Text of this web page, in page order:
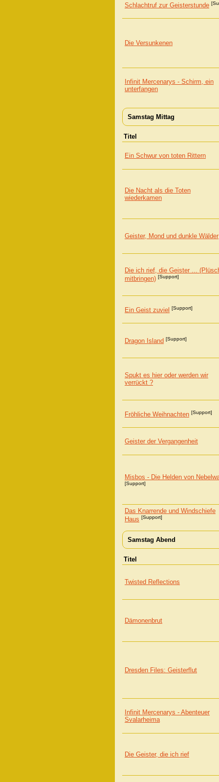
Schlachtruf zur Geisterstunde
Die Versunkenen
Infinit Mercenarys - Schirm, ein
unterfangen
Samstag Mittag
Titel
Ein Schwur von toten Rittern
Die Nacht als die Toten
wiederkamen
Geister, Mond und dunkle Wälder
Die ich rief, die Geister ...
mitbringen) [Support]
Ein Geist zuviel [Support]
Dragon Island [Support]
Spukt es hier oder werden wir
verrückt ?
Fröhliche Weihnachten [Support]
Geister der Vergangenheit
Misbos - Die Helden von
[Support]
Das Knarrende und Windschiefe
Haus [Support]
Samstag Abend
Titel
Twisted Reflections
Dämonenbrut
Dresden Files: Geisterflut
Infinit Mercenarys - Abenteuer
Svalarheima
Die Geister, die ich rief